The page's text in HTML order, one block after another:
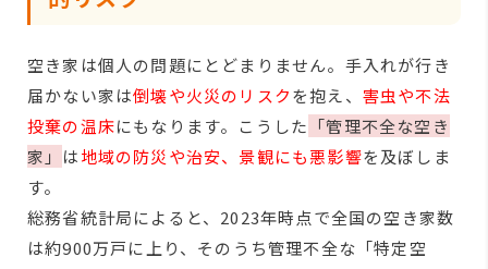
空き家は個人の問題にとどまりません。手入れが行き
届かない家は倒壊や火災のリスクを抱え、 害虫や不法
投棄の温床にもなります。こうした 「管理不全な空き
家」 は地域の防災や治安、景観にも悪影響を及ぼしま
す。
総務省統計局によると、2023年時点で全国の空き家数
は約900万戸に上り、そのうち管理不全な「特定空